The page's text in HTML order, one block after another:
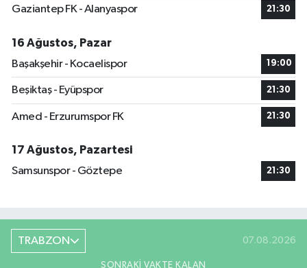
Gaziantep FK - Alanyaspor 21:30
16 Ağustos, Pazar
Başakşehir - Kocaelispor
19:00
Beşiktaş - Eyüpspor 21:30
Amed - Erzurumspor FK 21:30
17 Ağustos, Pazartesi
Samsunspor - Göztepe
21:30
TRABZON 07.08.2026
SONRAKI VAKTE KALAN